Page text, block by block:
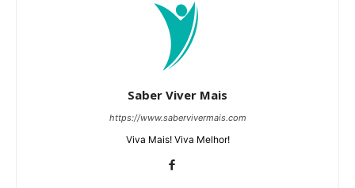
Saber Viver Mais
https://www.sabervivermais.com
Viva Mais! Viva Melhor!